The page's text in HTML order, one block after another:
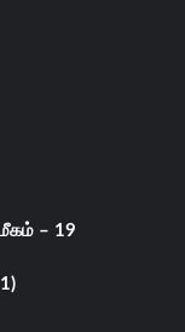
– 19